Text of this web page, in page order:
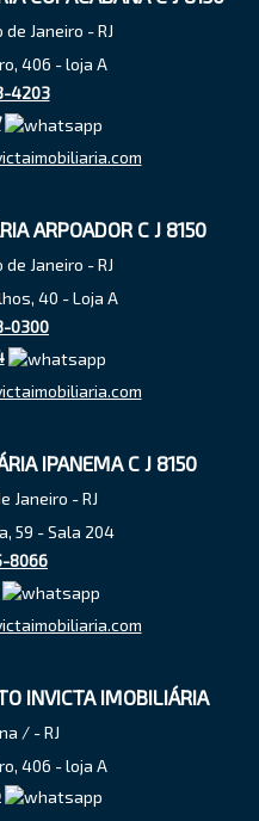
Janeiro - RJ
406 - loja A
4203
ARPOADOR C J 8150
Janeiro - RJ
40 - Loja A
0300
IPANEMA C J 8150
Janeiro - RJ
59 - Sala 204
8066
INVICTA IMOBILIÁRIA
/ - RJ
406 - loja A